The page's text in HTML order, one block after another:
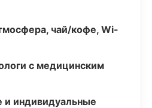
чай/кофе, Wi-
с медицинским
индивидуальные